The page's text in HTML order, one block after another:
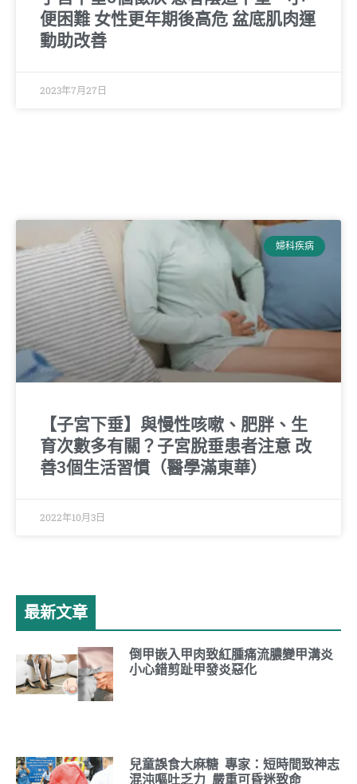
便困難 女性更年期後高危 盆底肌肉運
動助改善
2023年7月27日
婦科疾病
【子宮下垂】與慢性咳嗽、肥胖、生
育次數多有關？子宮脫垂患者注意 改
善3個生活習慣（醫學滿東華）
2022年10月3日
最新文章
倒甲嵌入甲肉致紅腫痛流膿變甲溝炎
小心錯剪趾甲發炎惡化
兒童誤食大麻糖 專家：短時間致神志
混沌嘔吐乏力 嚴重可昏迷致命